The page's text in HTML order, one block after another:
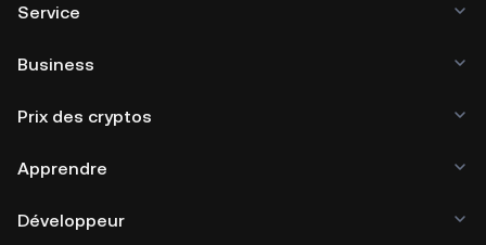
Service
Business
Prix des cryptos
Apprendre
Développeur